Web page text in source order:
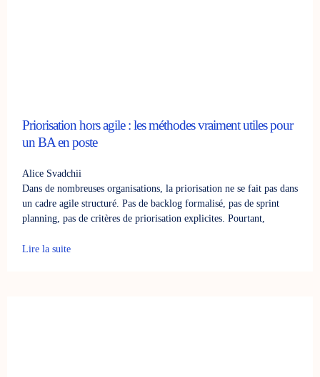
Priorisation hors agile : les méthodes vraiment utiles pour
un BA en poste
Alice Svadchii
Dans de nombreuses organisations, la priorisation ne se fait pas dans
un cadre agile structuré. Pas de backlog formalisé, pas de sprint
planning, pas de critères de priorisation explicites. Pourtant,
Lire la suite